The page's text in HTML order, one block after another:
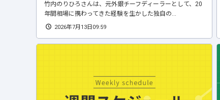
竹内のりひろさんは、元外銀チーフディーラーとして、20
年間相場に携わってきた経験を生かした独自の...
2026年7月13日09:59